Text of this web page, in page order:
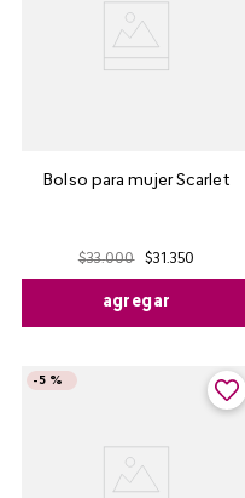
Bolso para mujer Scarlet
$33.000 $31 .350
agregar
-5 %